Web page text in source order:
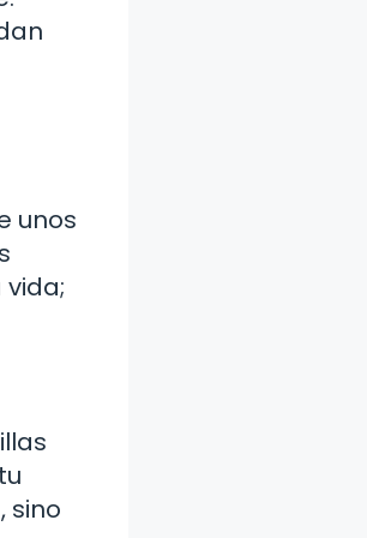
unos
sino